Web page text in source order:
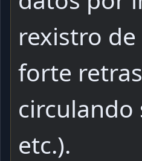
rexistro
forte
circulando
etc.).